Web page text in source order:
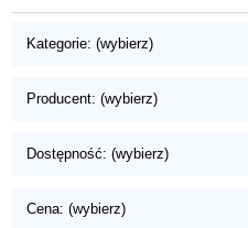
Kategorie: (wybierz)
Producent: (wybierz)
Dostępność: (wybierz)
Cena: (wybierz)